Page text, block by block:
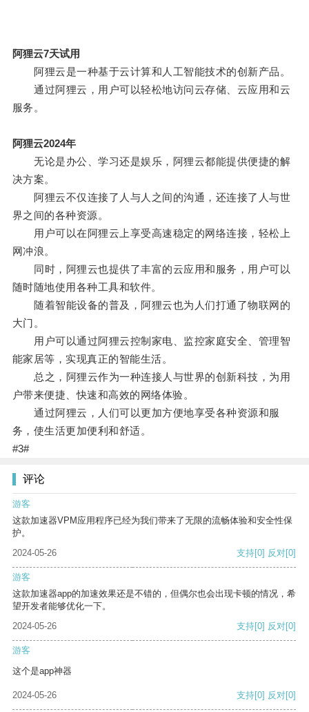
阿狸云7天试用
阿狸云是一种基于云计算和人工智能技术的创新产品。
通过阿狸云，用户可以轻松地访问云存储、云应用和云
服务。
阿狸云2024年
无论是办公、学习还是娱乐，阿狸云都能提供便捷的解
决方案。
阿狸云不仅连接了人与人之间的沟通，还连接了人与世
界之间的各种资源。
用户可以在阿狸云上享受高速稳定的网络连接，轻松上
网冲浪。
同时，阿狸云也提供了丰富的云应用和服务，用户可以
随时随地使用各种工具和软件。
随着智能设备的普及，阿狸云也为人们打通了物联网的
大门。
用户可以通过阿狸云控制家电、监控家庭安全、管理智
能家居等，实现真正的智能生活。
总之，阿狸云作为一种连接人与世界的创新科技，为用
户带来便捷、快速和高效的网络体验。
通过阿狸云，人们可以更加方便地享受各种资源和服
务，使生活更加便利和舒适。
#3#
评论
游客
这款加速器VPM应用程序已经为我们带来了无限的流畅体验和安全性保
护。
2024-05-26
支持[0] 反对[0]
游客
这款加速器app的加速效果还是不错的，但偶尔也会出现卡顿的情况，希
望开发者能够优化一下。
2024-05-26
支持[0] 反对[0]
游客
这个是app神器
2024-05-26 支持[0] 反对[0]